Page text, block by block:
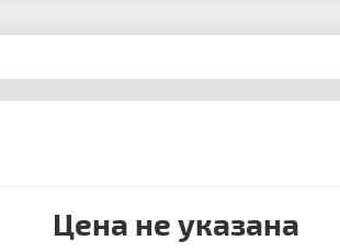
Цена не указана